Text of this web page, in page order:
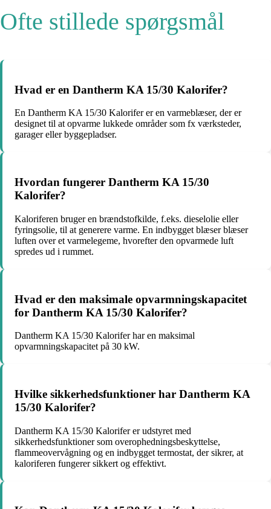
Ofte stillede spørgsmål
Hvad er en Dantherm KA 15/30 Kalorifer?
En Dantherm KA 15/30 Kalorifer er en varmeblæser, der er
designet til at opvarme lukkede områder som fx værksteder,
garager eller byggepladser.
Hvordan fungerer Dantherm KA 15/30
Kalorifer?
Kaloriferen bruger en brændstofkilde, f.eks. dieselolie eller
fyringsolie, til at generere varme. En indbygget blæser blæser
luften over et varmelegeme, hvorefter den opvarmede luft
spredes ud i rummet.
Hvad er den maksimale opvarmningskapacitet
for Dantherm KA 15/30 Kalorifer?
Dantherm KA 15/30 Kalorifer har en maksimal
opvarmningskapacitet på 30 kW.
Hvilke sikkerhedsfunktioner har Dantherm KA
15/30 Kalorifer?
Dantherm KA 15/30 Kalorifer er udstyret med
sikkerhedsfunktioner som overophedningsbeskyttelse,
flammeovervågning og en indbygget termostat, der sikrer, at
kaloriferen fungerer sikkert og effektivt.